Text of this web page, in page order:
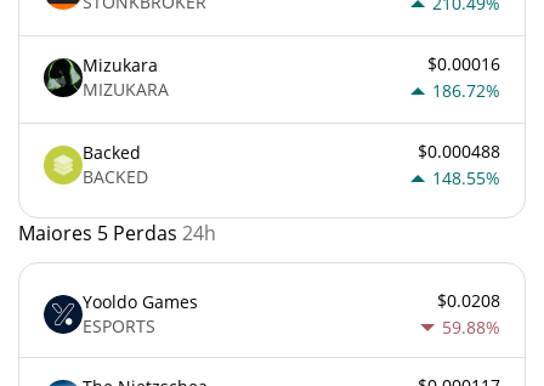
Mizukara
MIZUKARA
$0.00016
186.72%
Backed
BACKED
$0.000488
148.55%
Maiores 5 Perdas 24h
Yooldo Games
ESPORTS
$0.0208
59.88%